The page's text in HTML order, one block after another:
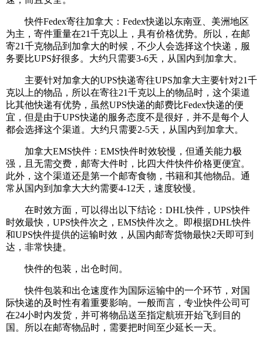
快件Fedex寄往加拿大：Fedex快递以东南亚、美洲地区
为主，寄件重量在21千克以上，具有价格优势。所以，在邮
寄21千克物品到加拿大的时候，不少人会选择这个快递，服
务要比UPS好很多。大约只需要3-6天，从国内到加拿大。
主要针对加拿大的UPS快递寄往UPS加拿大主要针对21千
克以上的物品，所以在寄往21千克以上的物品时，这个渠道
比其他快递有优势，虽然UPS快递的邮费比Fedex快递的便
宜，但是由于UPS快递的服务态度不是很好，并不是每个人
都会选择这个渠道。大约只需要2-5天，从国内到加拿大。
加拿大EMS快件：EMS快件时效较慢，但通关能力极
强，且无需交费，邮寄大件时，比四大件快件价格更便宜。
此外，这个渠道还是第一个邮寄食物，书籍和其他物品。通
常从国内到加拿大大约需要4-12天，速度较慢。
在时效方面，可以得出以下结论：DHL快件，UPS快件
时效最快，UPS快件次之，EMS快件次之。即根据DHL快件
和UPS快件提供的运输时效，从国内邮寄货物最快2天即可到
达，非常快捷。
快件的包装，出仓时间。
快件包装和出仓速度作为国际运输中的一个环节，对国
际快递的及时性有着重要影响。一般而言，专业快件公司可
在24小时内发货，并可将物品送至指定航班开始飞到目的
国。所以在邮寄物品时，需要把时间至少延长一天。